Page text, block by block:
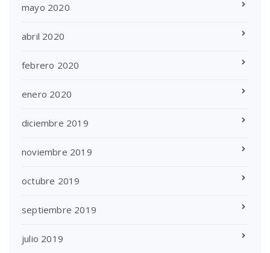
mayo 2020
abril 2020
febrero 2020
enero 2020
diciembre 2019
noviembre 2019
octubre 2019
septiembre 2019
julio 2019